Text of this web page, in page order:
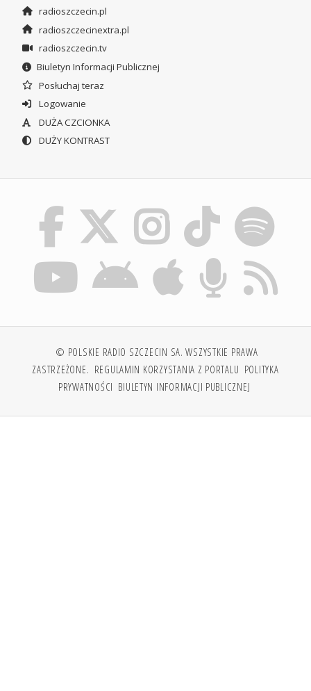
radioszczecin.pl
radioszczecinextra.pl
radioszczecin.tv
Biuletyn Informacji Publicznej
Posłuchaj teraz
Logowanie
DUŻA CZCIONKA
DUŻY KONTRAST
© POLSKIE RADIO SZCZECIN SA. WSZYSTKIE PRAWA
ZASTRZEŻONE. REGULAMIN KORZYSTANIA Z PORTALU POLITYKA
PRYWATNOŚCI BIULETYN INFORMACJI PUBLICZNEJ